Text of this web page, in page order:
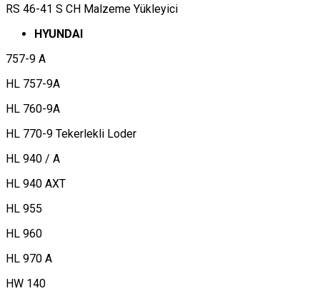
RS 46-41 S CH Malzeme Yükleyici
HYUNDAI
757-9 A
HL 757-9A
HL 760-9A
HL 770-9 Tekerlekli Loder
HL 940 / A
HL 940 AXT
HL 955
HL 960
HL 970 A
HW 140